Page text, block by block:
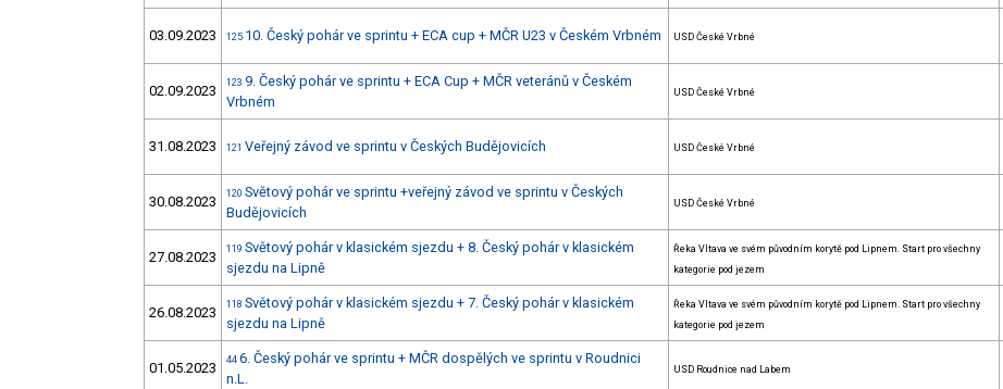
03.09.2023 125 10. Český pohár ve sprintu + ECA cup + MČR U23 v Českém Vrbném USD České Vrbné
02.09.2023 123 9. Český pohár ve sprintu + ECA Cup + MČR veteránů v Českém
Vrbném
USD České Vrbné
31.08.2023 121 Veřejný závod ve sprintu v Českých Budějovicích USD České Vrbné
30.08.2023 120 Světový pohár ve sprintu +veřejný závod ve sprintu v Českých
Budějovicích
USD České Vrbné
27.08.2023 119 Světový pohár v klasickém sjezdu + 8. Český pohár v klasickém
sjezdu na Lipně
Řeka Vltava ve svém původním korytě pod Lipnem. Start pro všechny
kategorie pod jezem
26.08.2023 118 Světový pohár v klasickém sjezdu + 7. Český pohár v klasickém
sjezdu na Lipně
Řeka Vltava ve svém původním korytě pod Lipnem. Start pro všechny
kategorie pod jezem
01.05.2023 44 6. Český pohár ve sprintu + MČR dospělých ve sprintu v Roudnici
n.L.
USD Roudnice nad Labem